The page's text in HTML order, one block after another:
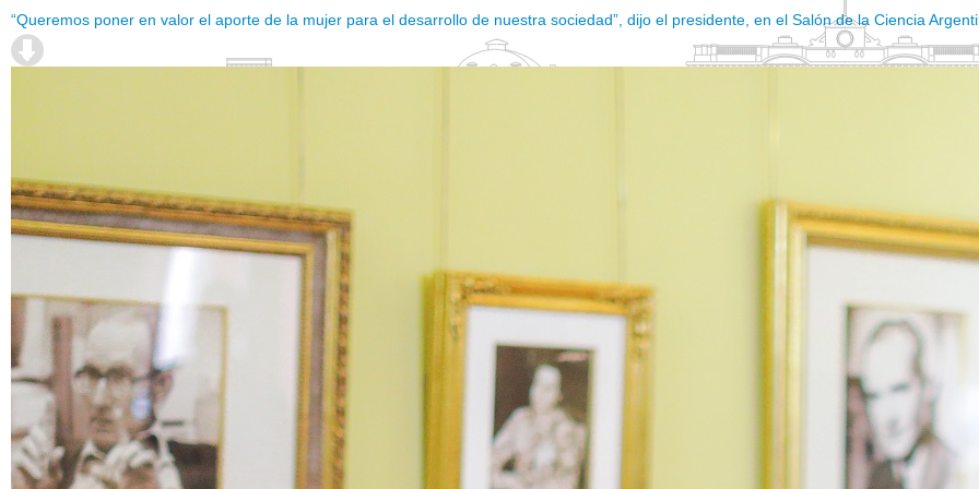
“Queremos poner en valor el aporte de la mujer para el desarrollo de nuestra sociedad”, dijo el presidente, en el Salón de la Ciencia